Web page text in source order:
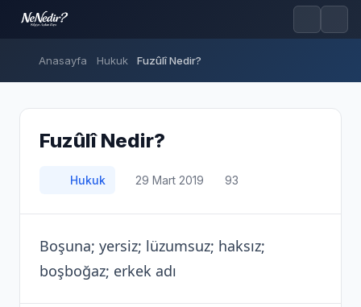
Anasayfa Hukuk Fuzûlî Nedir?
Fuzûlî Nedir?
Hukuk 29 Mart 2019 93
Boşuna; yersiz; lüzumsuz; haksız;
boşboğaz; erkek adı